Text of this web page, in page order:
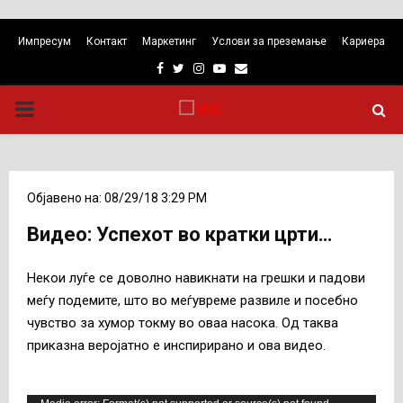
Импресум Контакт Маркетинг Услови за преземање Кариера
Facebook
TwitterInstagram
Youtube
Email
PRIMARY
Објавено на: 08/29/18 3:29 PM
Видео: Успехот во кратки црти…
Некои луѓе се доволно навикнати на грешки и падови
меѓу подемите, што во меѓувреме развиле и посебно
чувство за хумор токму во оваа насока. Од таква
приказна веројатно е инспирирано и ова видео.